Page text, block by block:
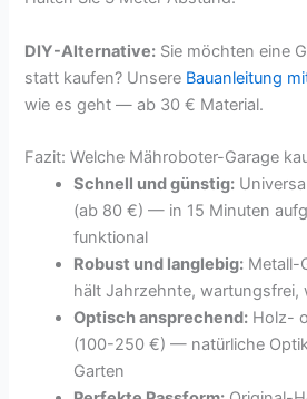
DIY-Alternative: Sie möchten eine
statt kaufen? Unsere Bauanleitung
wie es geht — ab 30 € Material.
Fazit: Welche Mähroboter-Garage
Schnell und günstig:
(ab 80 €) — in 15 Minuten
funktional
Robust und langlebig: Metall-
hält Jahrzehnte, wartungsfrei,
Optisch ansprechend: Holz-
(100-250 €) — natürliche
Garten